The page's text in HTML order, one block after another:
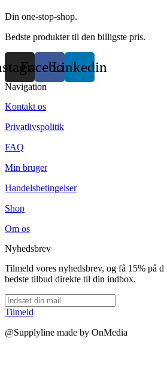
Din one-stop-shop.
Bedste produkter til den billigste pris.
FacebookLinkedin
Navigation
Kontakt os
Privatlivspolitik
FAQ
Min bruger
Handelsbetingelser
Shop
Om os
Nyhedsbrev
Tilmeld vores nyhedsbrev, og få 15% på
bedste tilbud direkte til din indbox.
Tilmeld
@Supplyline made by OnMedia